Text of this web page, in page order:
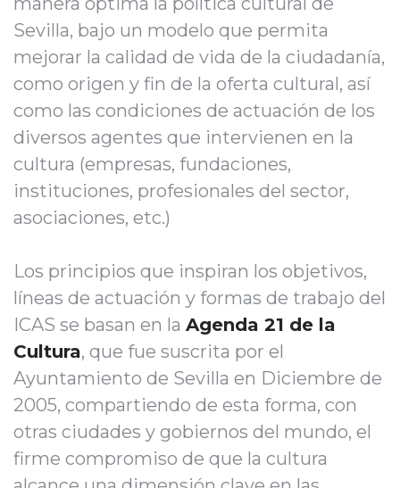
Sevilla, bajo un modelo que permita
mejorar la calidad de vida de la ciudadanía,
como origen y fin de la oferta cultural, así
como las condiciones de actuación de los
diversos agentes que intervienen en la
cultura (empresas, fundaciones,
instituciones, profesionales del sector,
asociaciones, etc.)
Los principios que inspiran los objetivos,
líneas de actuación y formas de trabajo del
ICAS se basan en la Agenda 21 de la
Cultura, que fue suscrita por el
Ayuntamiento de Sevilla en Diciembre de
2005, compartiendo de esta forma, con
otras ciudades y gobiernos del mundo, el
firme compromiso de que la cultura